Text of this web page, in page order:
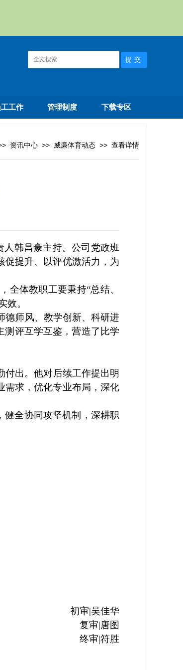
工工作 管理制度 下载专区
资讯中心 >> 威廉体育动态 >> 查看详情
人韩昌豪主持。公司党政班
促提升、以评优激活力，为
全体教职工要秉持“总结、
效。
德师风、教学创新、科研进
测评互学互鉴，营造了比学
付出。他对后续工作提出明
需求，优化专业布局，深化
健全协同攻坚机制，深耕职
初审|吴佳华
复审|唐图
终审|符胜